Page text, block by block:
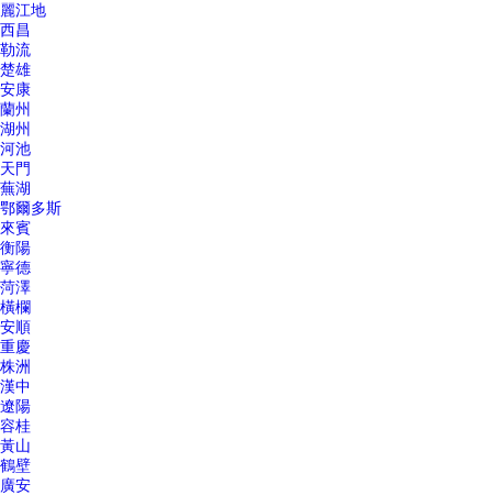
麗江地
西昌
勒流
楚雄
安康
蘭州
湖州
河池
天門
蕪湖
鄂爾多斯
來賓
衡陽
寧德
菏澤
橫欄
安順
重慶
株洲
漢中
遼陽
容桂
黃山
鶴壁
廣安